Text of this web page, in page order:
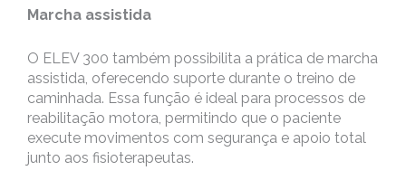
Marcha assistida
O ELEV 300 também possibilita a prática de marcha
assistida, oferecendo suporte durante o treino de
caminhada. Essa função é ideal para processos de
reabilitação motora, permitindo que o paciente
execute movimentos com segurança e apoio total
junto aos fisioterapeutas.